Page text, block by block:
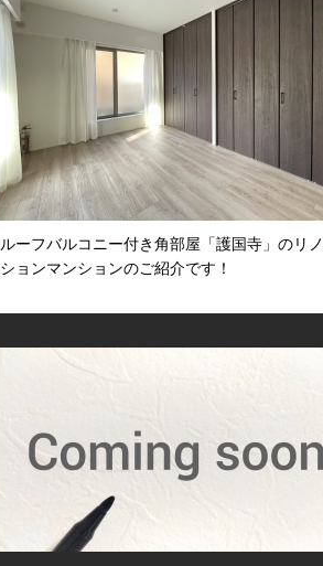
ルーフバルコニー付き角部屋「護国寺」のリ
ションマンションのご紹介です！